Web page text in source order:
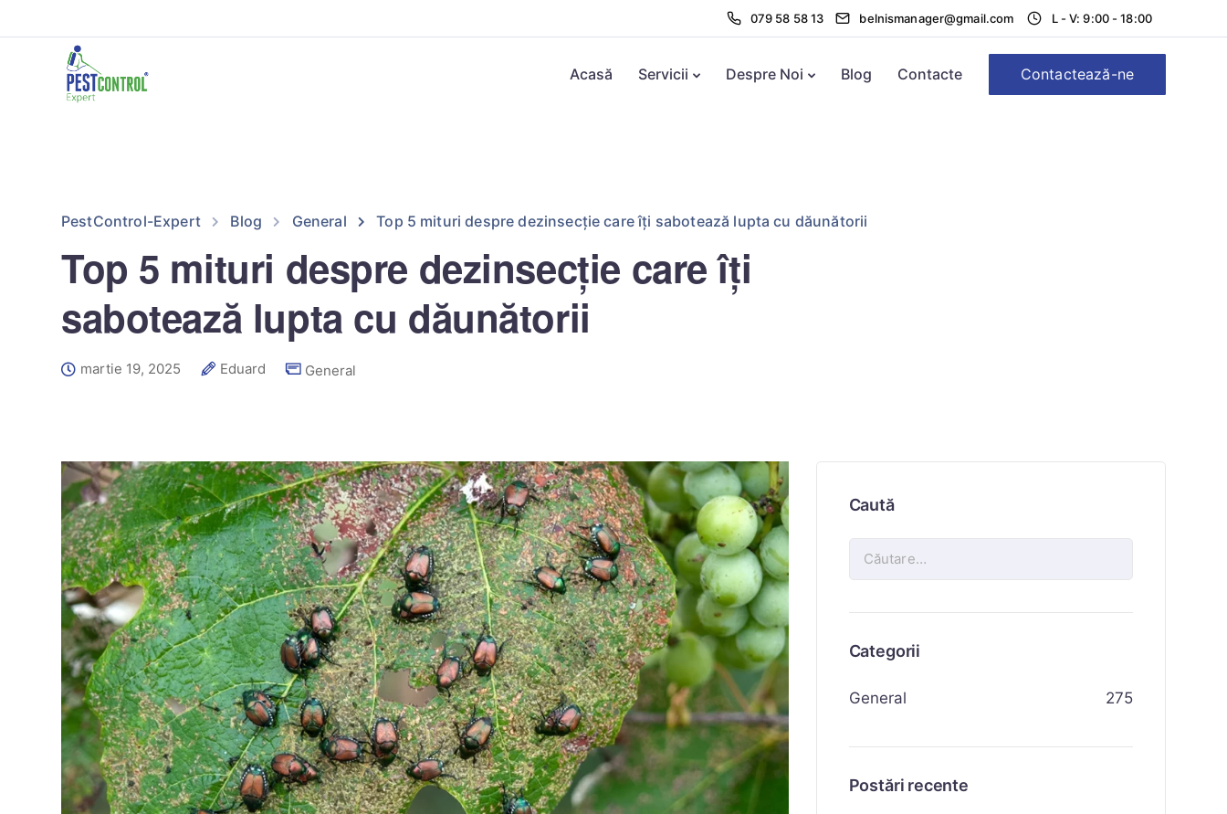
079 58 58 13 belnismanager@gmail.com L - V: 9:00 - 18:00
Acasă Servicii Despre Noi Blog Contacte Contactează-ne
PestControl-Expert Blog General Top 5 mituri despre dezinsecție care îți sabotează lupta cu dăunătorii
Top 5 mituri despre dezinsecție care îți
sabotează lupta cu dăunătorii
martie 19, 2025 Eduard General
Caută
Categorii
General 275
Postări recente